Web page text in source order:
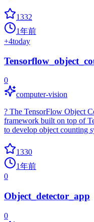
1332
1年前
+4today
0
computer-vision
? The TensorFlow Object
framework built on top of
to develop object counting
1330
1年前
0
Object_detector_app
0